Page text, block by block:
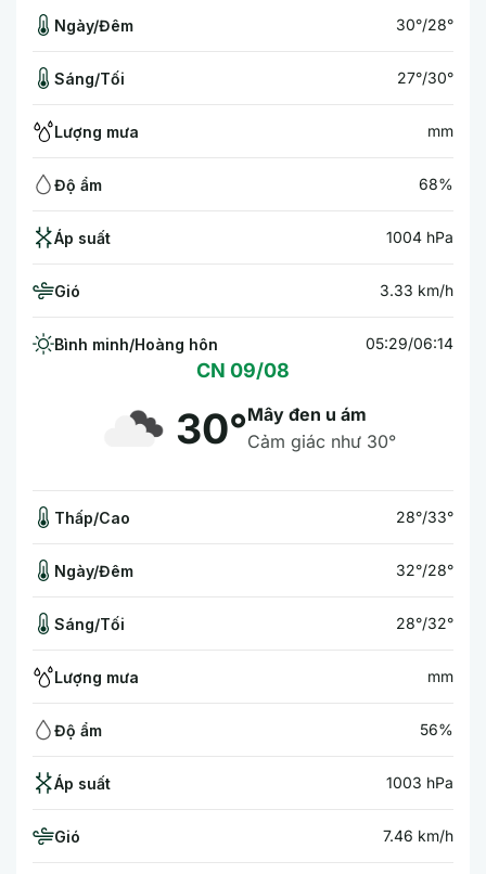
Ngày/Đêm 30°/28°
Sáng/Tối 27°/30°
Lượng mưa mm
Độ ẩm 68%
Áp suất 1004 hPa
Gió 3.33 km/h
Bình minh/Hoàng hôn 05:29/06:14
CN 09/08
30°Mây đen u ám
Cảm giác như 30°
Thấp/Cao 28°/33°
Ngày/Đêm 32°/28°
Sáng/Tối 28°/32°
Lượng mưa mm
Độ ẩm 56%
Áp suất 1003 hPa
Gió 7.46 km/h